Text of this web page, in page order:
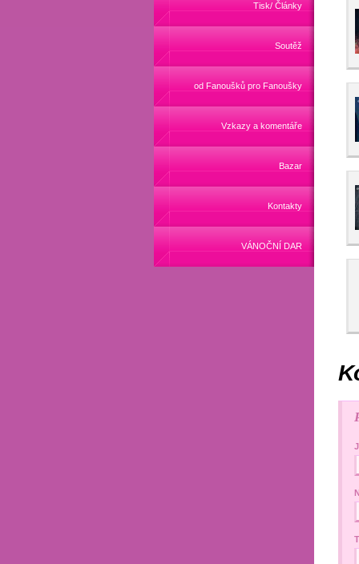
Tisk/ Články
Soutěž
od Fanoušků pro Fanoušky
Vzkazy a komentáře
Bazar
Kontakty
VÁNOČNÍ DAR